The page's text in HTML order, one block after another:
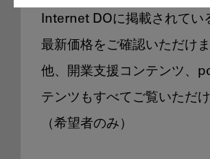
Internet DOに掲載されてい
最新価格をご確認いただけ
他、開業支援コンテンツ、
テンツもすべてご覧いただけ
（希望者のみ）